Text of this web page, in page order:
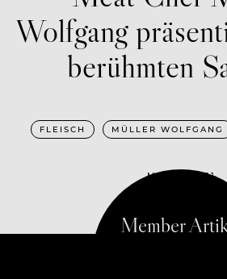
Wolfgang
berühmten
FLEISCH MÜLLER WOLFGANG
MAI 19, 2021